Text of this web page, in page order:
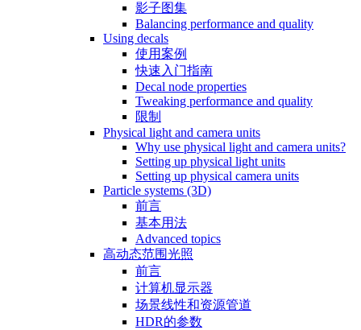
影子图集
Balancing performance and quality
Using decals
使用案例
快速入门指南
Decal node properties
Tweaking performance and quality
限制
Physical light and camera units
Why use physical light and camera units?
Setting up physical light units
Setting up physical camera units
Particle systems (3D)
前言
基本用法
Advanced topics
高动态范围光照
前言
计算机显示器
场景线性和资源管道
HDR的参数